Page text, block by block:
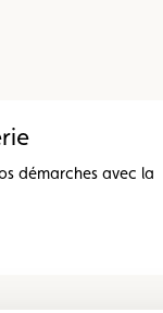
démarches avec la